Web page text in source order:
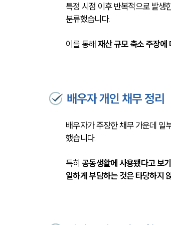
특정 시점 이후 반복적으로 발생
분류했습니다.
이를 통해 재산 규모 축소 주장에
배우자 개인 채무 정리
배우자가 주장한 채무 가운데 일
했습니다.
특히 공동생활에 사용됐다고 보
일하게 부담하는 것은 타당하지